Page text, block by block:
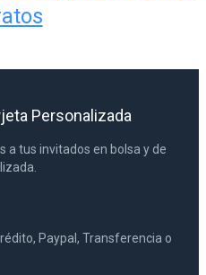
Personalizada
a tus invitados en bolsa y de
Paypal, Transferencia o